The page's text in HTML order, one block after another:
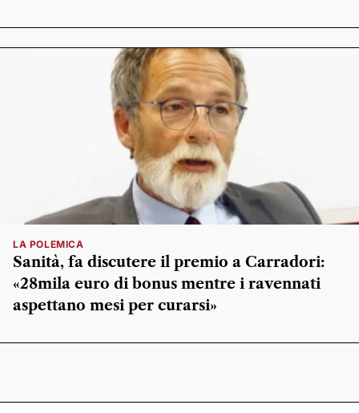
LA POLEMICA
Sanità, fa discutere il premio a Carradori:
«28mila euro di bonus mentre i ravennati
aspettano mesi per curarsi»